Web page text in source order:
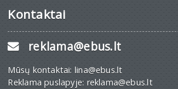
Kontaktai
reklama@ebus.lt
Mūsų kontaktai: lina@ebus.lt
Reklama puslapyje: reklama@ebus.lt